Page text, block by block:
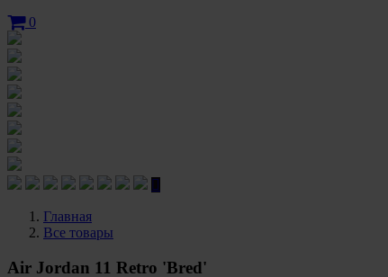
0
Главная
Все товары
Air Jordan 11 Retro 'Bred'